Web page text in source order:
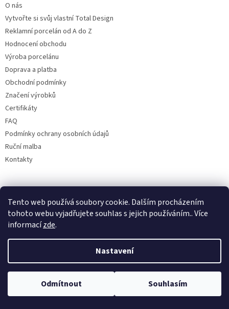
Tento web používá soubory cookie. Dalším procházením
tohoto webu vyjadřujete souhlas s jejich používáním.. Více
informacízde.
Nastavení
Odmítnout Souhlasím
O nás
Vytvořte si svůj vlastní Total Design
Reklamní porcelán od A do Z
Hodnocení obchodu
Výroba porcelánu
Doprava a platba
Obchodní podmínky
Značení výrobků
Certifikáty
FAQ
Podmínky ochrany osobních údajů
Ruční malba
Kontakty
Facebook
Copyright 2026Bohemia porcelán 1987 . Všechna práva vyhrazena.